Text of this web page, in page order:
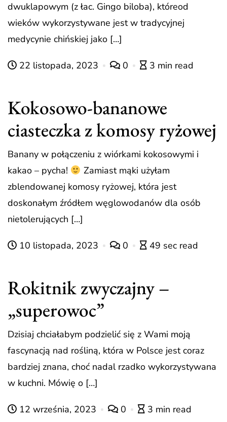
dwuklapowym (z łac. Gingo biloba), któreod
wieków wykorzystywane jest w tradycyjnej
medycynie chińskiej jako […]
22 listopada, 2023 0 3 min read
Kokosowo-bananowe
ciasteczka z komosy ryżowej
Banany w połączeniu z wiórkami kokosowymi i
kakao – pycha!
Zamiast mąki użyłam
zblendowanej komosy ryżowej, która jest
doskonałym źródłem węglowodanów dla osób
nietolerujących […]
10 listopada, 2023 0 49 sec read
Rokitnik zwyczajny –
„superowoc”
Dzisiaj chciałabym podzielić się z Wami moją
fascynacją nad rośliną, która w Polsce jest coraz
bardziej znana, choć nadal rzadko wykorzystywana
w kuchni. Mówię o […]
12 września, 2023 0 3 min read